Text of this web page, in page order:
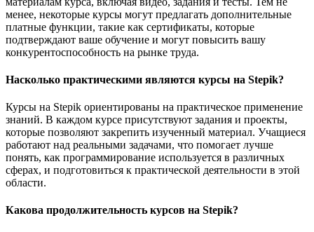
менее, некоторые курсы могут предлагать дополнительные
платные функции, такие как сертификаты, которые
подтверждают ваше обучение и могут повысить вашу
конкурентоспособность на рынке труда.
Насколько практическими являются курсы на Stepik?
Курсы на Stepik ориентированы на практическое применение
знаний. В каждом курсе присутствуют задания и проекты,
которые позволяют закрепить изученный материал. Учащиеся
работают над реальными задачами, что помогает лучше
понять, как программирование используется в различных
сферах, и подготовиться к практической деятельности в этой
области.
Какова продолжительность курсов на Stepik?